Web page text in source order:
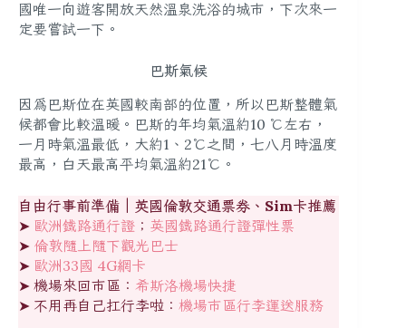
國唯一向遊客開放天然溫泉洗浴的城市，下次來一
定要嘗試一下。
巴斯氣候
因為巴斯位在英國較南部的位置，所以巴斯整體氣
候都會比較溫暖。巴斯的年均氣溫約10 ℃左右，
一月時氣溫最低，大約1、2℃之間，七八月時溫度
最高，白天最高平均氣溫約21℃。
自由行事前準備｜英國倫敦交通票券、Sim卡推薦
➤ 歐洲鐵路通行證 ； 英國鐵路通行證彈性票
➤ 倫敦隨上隨下觀光巴士
➤ 歐洲33國 4G網卡
➤ 機場來回市區： 希斯洛機場快捷
➤ 不用再自己扛行李啦： 機場市區行李運送服務